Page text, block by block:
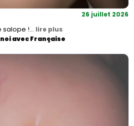
26 juillet 2026
salope !… lire plus
avec Française